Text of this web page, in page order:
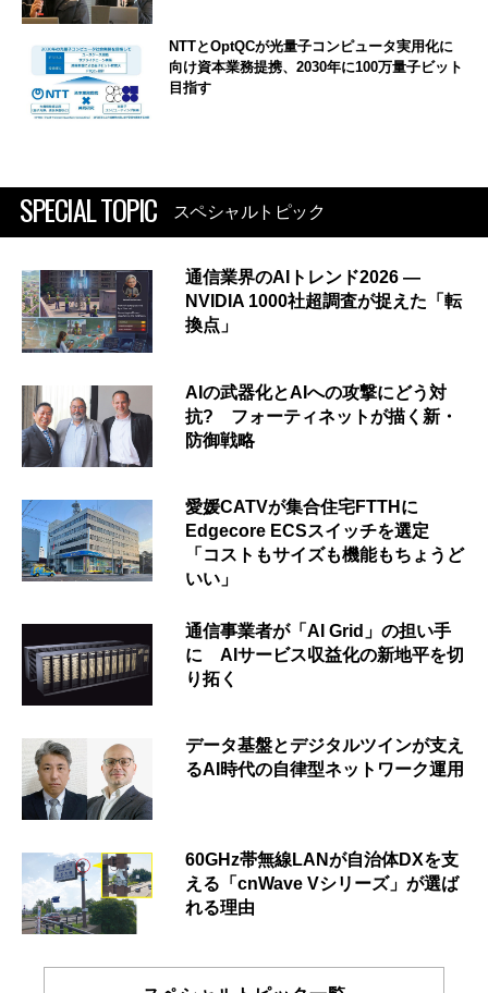
NTTとOptQCが光量子コンピュータ実用化に
向け資本業務提携、2030年に100万量子ビット
目指す
SPECIAL TOPIC スペシャルトピック
通信業界のAIトレンド2026 ―
NVIDIA 1000社超調査が捉えた「転
換点」
AIの武器化とAIへの攻撃にどう対
抗? フォーティネットが描く新・
防御戦略
愛媛CATVが集合住宅FTTHに
Edgecore ECSスイッチを選定
「コストもサイズも機能もちょうど
いい」
通信事業者が「AI Grid」の担い手
に AIサービス収益化の新地平を切
り拓く
データ基盤とデジタルツインが支え
るAI時代の自律型ネットワーク運用
60GHz帯無線LANが自治体DXを支
える「cnWave Vシリーズ」が選ば
れる理由